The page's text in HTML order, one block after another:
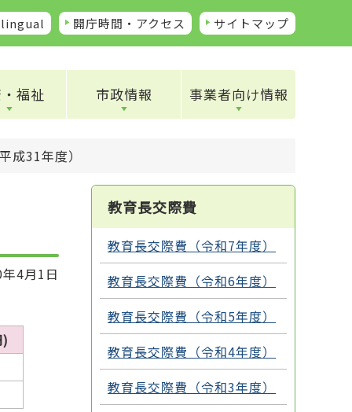
開庁時間・アクセス サイトマップ
福祉 市政情報 事業者向け情報
成31年度）
4月1日
教育長交際費
教育長交際費（令和7年度）
教育長交際費（令和6年度）
教育長交際費（令和5年度）
教育長交際費（令和4年度）
教育長交際費（令和3年度）